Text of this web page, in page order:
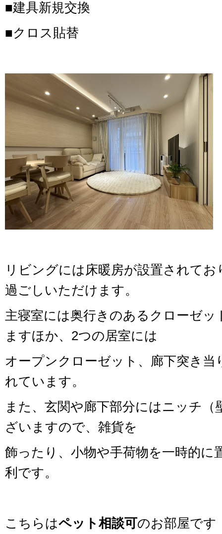
■建具新規交換
■クロス貼替
リビングには床暖房が設置されて
過ごしいただけます。
主寝室には奥行きのあるクローゼ
ますほか、2つの居室には
オープンクローゼット、廊下突き当
れています。
また、玄関や廊下部分にはニッチ（
ざいますので、雑貨を
飾ったり、小物や手荷物を一時的に
利です。
こちらはペット相談可のお部屋です